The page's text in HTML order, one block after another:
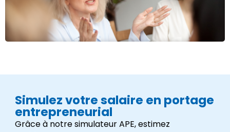
Simulez votre salaire en portage
entrepreneurial
Grâce à notre simulateur APE, estimez